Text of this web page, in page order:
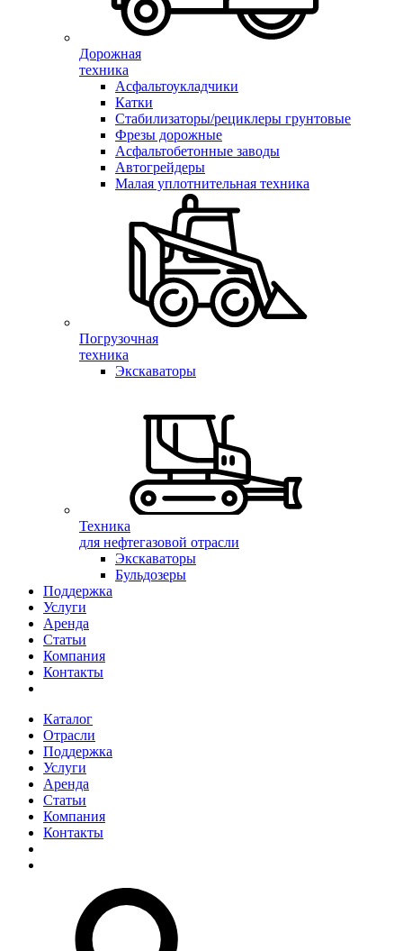
Дорожная
техника
Асфальтоукладчики
Катки
Стабилизаторы/рециклеры грунтовые
Фрезы дорожные
Асфальтобетонные заводы
Автогрейдеры
Малая уплотнительная техника
Погрузочная
техника
Экскаваторы
Техника
для нефтегазовой отрасли
Экскаваторы
Бульдозеры
Поддержка
Услуги
Аренда
Статьи
Компания
Контакты
Каталог
Отрасли
Поддержка
Услуги
Аренда
Статьи
Компания
Контакты